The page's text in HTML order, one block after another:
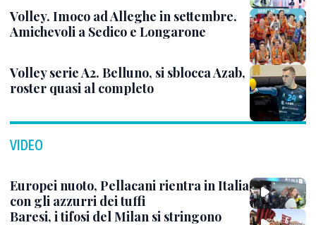
Volley. Imoco ad Alleghe in settembre.
Amichevoli a Sedico e Longarone
Volley serie A2. Belluno, si sblocca Azab,
roster quasi al completo
VIDEO
Europei nuoto, Pellacani rientra in Italia
con gli azzurri dei tuffi
Baresi, i tifosi del Milan si stringono